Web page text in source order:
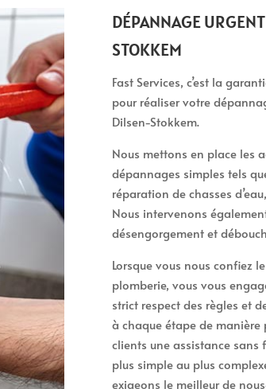
DÉPANNAGE
STOKKEM
Fast Services, c’est la
pour réaliser votre
Dilsen-Stokkem.
Nous mettons en place les
dépannages simples tels
réparation de chasses
Nous intervenons
désengorgement et
Lorsque vous nous confiez
plomberie, vous vous
strict respect des règles et
à chaque étape de
clients une assistance
plus simple au plus
exigeons le meilleur de